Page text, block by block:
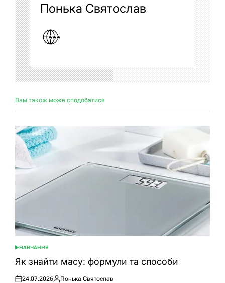
Понька Святослав
Вам також може сподобатися
ОПУБЛІКУВАТИ
У
НАВЧАННЯ
Як знайти масу: формули та способи
24.07.2026 Понька Святослав